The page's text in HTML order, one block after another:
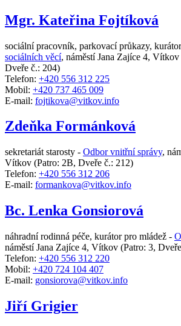
Mgr. Kateřina Fojtíková
sociální pracovník, parkovací průkazy,
sociálních věcí, náměstí Jana Zajíce 4, Vítkov
Dveře č.: 204)
Telefon: +420 556 312 225
Mobil: +420 737 465 009
E-mail: fojtikova@vitkov.info
Zdeňka Formánková
sekretariát starosty - Odbor vnitřní správy,
Vítkov (Patro: 2B, Dveře č.: 212)
Telefon: +420 556 312 206
E-mail: formankova@vitkov.info
Bc. Lenka Gonsiorová
náhradní rodinná péče, kurátor pro mládež -
náměstí Jana Zajíce 4, Vítkov (Patro: 3,
Telefon: +420 556 312 220
Mobil: +420 724 104 407
E-mail: gonsiorova@vitkov.info
Jiří Grigier